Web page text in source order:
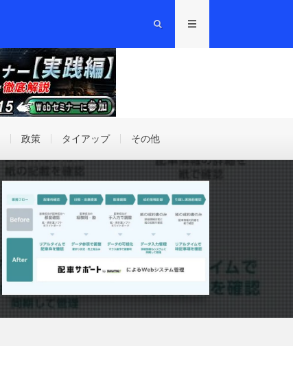
政策 タイアップ その他